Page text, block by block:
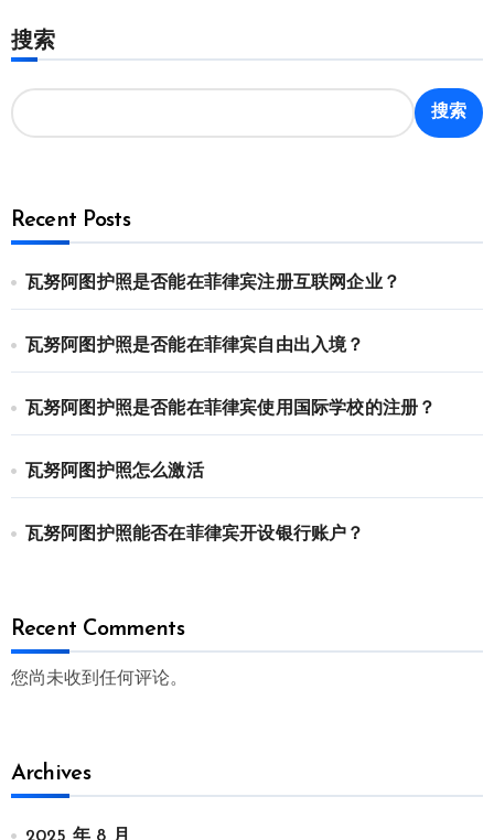
搜索
搜索
Recent Posts
瓦努阿图护照是否能在菲律宾注册互联网企业？
瓦努阿图护照是否能在菲律宾自由出入境？
瓦努阿图护照是否能在菲律宾使用国际学校的注册？
瓦努阿图护照怎么激活
瓦努阿图护照能否在菲律宾开设银行账户？
Recent Comments
您尚未收到任何评论。
Archives
2025 年 8 月